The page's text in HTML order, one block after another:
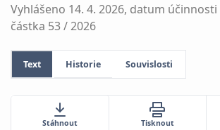
Vyhlášeno 14. 4. 2026, datum účinnosti
částka 53 / 2026
Text Historie Souvislosti
Stáhnout Tisknout